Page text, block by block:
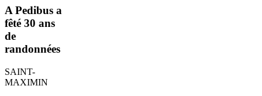
A Pedibus a
fêté 30 ans
de
randonnées
SAINT-
MAXIMIN